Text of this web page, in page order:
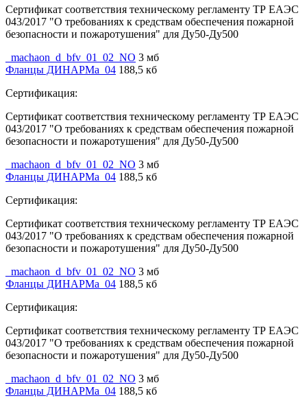
Сертификат соответствия техническому регламенту ТР ЕАЭС
043/2017 "О требованиях к средствам обеспечения пожарной
безопасности и пожаротушения" для Ду50-Ду500
_machaon_d_bfv_01_02_NO 3 мб
Фланцы ДИНАРМа_04 188,5 кб
Сертификация:
Сертификат соответствия техническому регламенту ТР ЕАЭС
043/2017 "О требованиях к средствам обеспечения пожарной
безопасности и пожаротушения" для Ду50-Ду500
_machaon_d_bfv_01_02_NO 3 мб
Фланцы ДИНАРМа_04 188,5 кб
Сертификация:
Сертификат соответствия техническому регламенту ТР ЕАЭС
043/2017 "О требованиях к средствам обеспечения пожарной
безопасности и пожаротушения" для Ду50-Ду500
_machaon_d_bfv_01_02_NO 3 мб
Фланцы ДИНАРМа_04 188,5 кб
Сертификация:
Сертификат соответствия техническому регламенту ТР ЕАЭС
043/2017 "О требованиях к средствам обеспечения пожарной
безопасности и пожаротушения" для Ду50-Ду500
_machaon_d_bfv_01_02_NO 3 мб
Фланцы ДИНАРМа_04 188,5 кб